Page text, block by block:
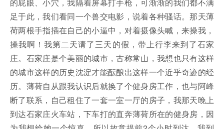
的屁眼、小穴，我隔着屏幕打手枪，可渐渐的我们都不满
足于此，我们看同一个兽交电影，说着各种骚话。那天薄
荷两根手指插在自己的小逼中，对着摄像头喊，来操我，
操我啊！我第二天请了三天的假，带上行李来到了石家
庄。石家庄是个美丽的城市，古称常山，我想也只有这样
的城市这样的历史沈淀才能酝酿出这样一个近乎奇迹的经
历。薄荷自从跟我认识后就换了个健身房工作，也与阿峰
断了联系，自己租住了一套一室一厅的房子，我那天晚上
到达石家庄火车站，下车打的直奔薄荷所在的健身房，因